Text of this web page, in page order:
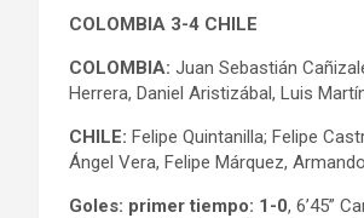
COLOMBIA 3-4 CHILE
COLOMBIA: Juan Sebastián
Herrera, Daniel Aristizábal, Luis
CHILE: Felipe Quintanilla; Felipe
Ángel Vera, Felipe Márquez,
Goles: primer tiempo: 1-0, 6’45”